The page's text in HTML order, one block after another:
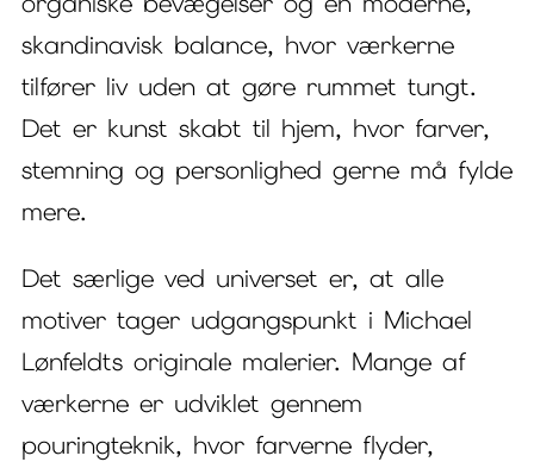
skandinavisk balance, hvor værkerne
tilfører liv uden at gøre rummet tungt.
Det er kunst skabt til hjem, hvor farver,
stemning og personlighed gerne må fylde
mere.
Det særlige ved universet er, at alle
motiver tager udgangspunkt i Michael
Lønfeldts originale malerier. Mange af
værkerne er udviklet gennem
pouringteknik, hvor farverne flyder,